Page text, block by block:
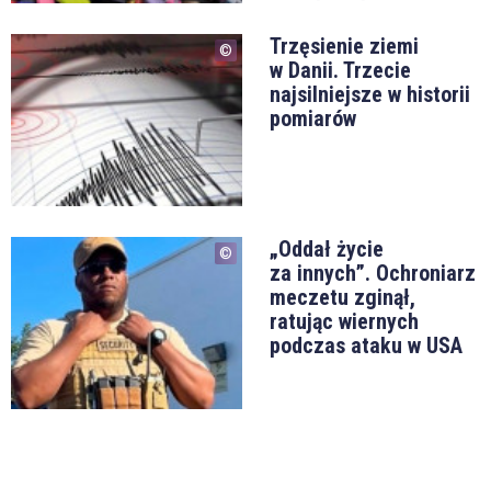
Trzęsienie ziemi
w Danii. Trzecie
najsilniejsze w historii
pomiarów
„Oddał życie
za innych”. Ochroniarz
meczetu zginął,
ratując wiernych
podczas ataku w USA